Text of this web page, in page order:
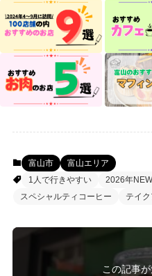
富山市
富山エリア
1人で行きやすい
2026年
スペシャルティコーヒー
テイク
この記事